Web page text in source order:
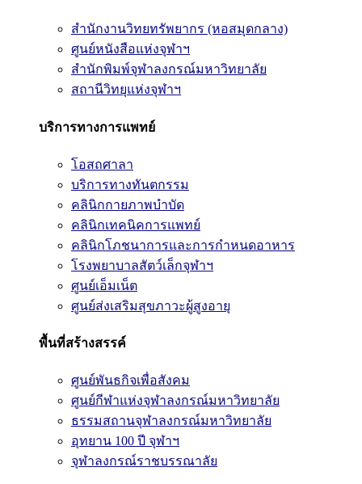
สำนักงานวิทยทรัพยากร (หอสมุดกลาง)
ศูนย์หนังสือแห่งจุฬาฯ
สำนักพิมพ์จุฬาลงกรณ์มหาวิทยาลัย
สถานีวิทยุแห่งจุฬาฯ
บริการทางการแพทย์
โอสถศาลา
บริการทางทันตกรรม
คลินิกกายภาพบำบัด
คลินิกเทคนิคการแพทย์
คลินิกโภชนาการและการกำหนดอาหาร
โรงพยาบาลสัตว์เล็กจุฬาฯ
ศูนย์เอ็มเน็ต
ศูนย์ส่งเสริมสุขภาวะผู้สูงอายุ
พื้นที่สร้างสรรค์
ศูนย์พันธกิจเพื่อสังคม
ศูนย์กีฬาแห่งจุฬาลงกรณ์มหาวิทยาลัย
ธรรมสถานจุฬาลงกรณ์มหาวิทยาลัย
อุทยาน 100 ปี จุฬาฯ
จุฬาลงกรณ์ราชบรรณาลัย